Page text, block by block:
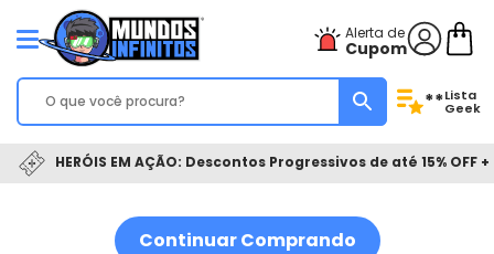
Alerta de
Cupom
**Lista
Geek
HERÓIS EM AÇÃO: Descontos Progressivos de até 15% OFF
Continuar Comprando